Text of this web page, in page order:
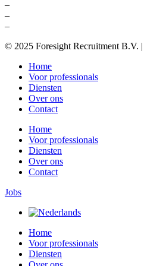
–
–
–
© 2025 Foresight Recruitment B.V. |
Home
Voor professionals
Diensten
Over ons
Contact
Home
Voor professionals
Diensten
Over ons
Contact
Jobs
Home
Voor professionals
Diensten